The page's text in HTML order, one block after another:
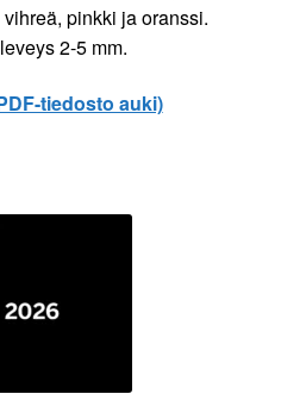
pinkki ja oranssi.
2-5 mm.
tiedosto auki)